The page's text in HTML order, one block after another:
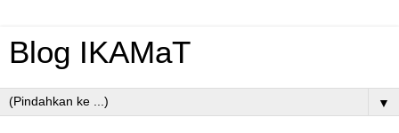
Blog IKAMaT
▼